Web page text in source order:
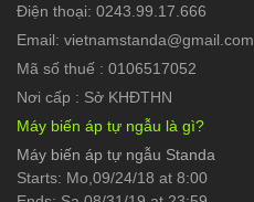
Điện thoại: 0243.99.17.666
Email: vietnamstanda@gmail.com
Mã số thuế : 0106517052
Nơi cấp : Sở KHĐTHN
Máy biến áp tự ngẫu là gì?
Máy biến áp tự ngẫu Standa
Starts: Mo,09/24/18 at 8:00